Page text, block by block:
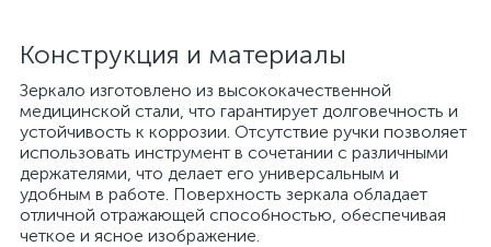
Конструкция и материалы
Зеркало изготовлено из высококачественной
медицинской стали, что гарантирует долговечность и
устойчивость к коррозии. Отсутствие ручки позволяет
использовать инструмент в сочетании с различными
держателями, что делает его универсальным и
удобным в работе. Поверхность зеркала обладает
отличной отражающей способностью, обеспечивая
четкое и ясное изображение.